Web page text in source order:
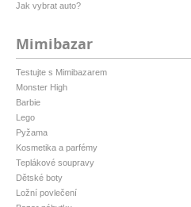
Jak vybrat auto?
Mimibazar
Testujte s Mimibazarem
Monster High
Barbie
Lego
Pyžama
Kosmetika a parfémy
Teplákové soupravy
Dětské boty
Ložní povlečení